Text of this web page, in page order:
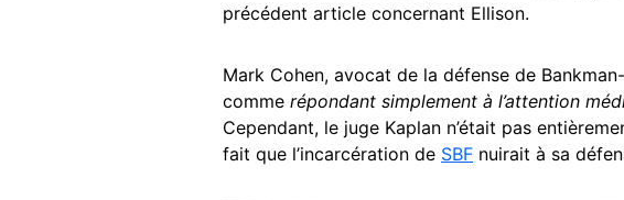
précédent article concernant Ellison.
Mark Cohen, avocat de la défense de
comme répondant simplement à l’attention
Cependant, le juge Kaplan n’était pas
fait que l’incarcération de SBF nuirait à sa